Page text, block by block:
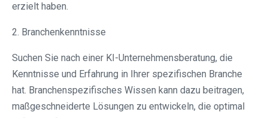
erzielt haben.
2. Branchenkenntnisse
Suchen Sie nach einer KI-Unternehmensberatung, die
Kenntnisse und Erfahrung in Ihrer spezifischen Branche
hat. Branchenspezifisches Wissen kann dazu beitragen,
maßgeschneiderte Lösungen zu entwickeln, die optimal